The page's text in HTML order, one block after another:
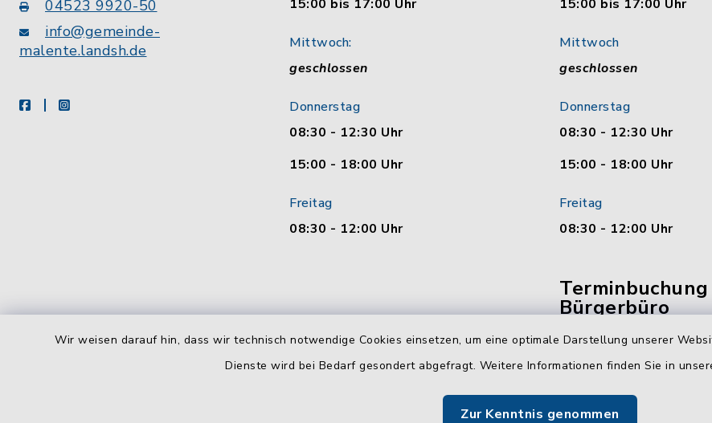
Wir weisen darauf hin, dass wir technisch notwendige Cookies einsetzen, um eine optimale Darstellung unserer
Dienste wird bei Bedarf gesondert abgefragt. Weitere Informationen finden Sie in
Zur Kenntnis genommen
04523 9920-50
info@gemeinde-
malente.landsh.de
facebookinstagram
15:00 bis 17:00 Uhr
Mittwoch:
geschlossen
Donnerstag
08:30 - 12:30 Uhr
15:00 - 18:00 Uhr
Freitag
08:30 - 12:00 Uhr
15:00 bis 17:00 Uhr
Mittwoch
geschlossen
Donnerstag
08:30 - 12:30 Uhr
15:00 - 18:00 Uhr
Freitag
08:30 - 12:00 Uhr
Terminbuchung
Bürgerbüro
Vereinbaren Sie hier
online Ihren Termin für